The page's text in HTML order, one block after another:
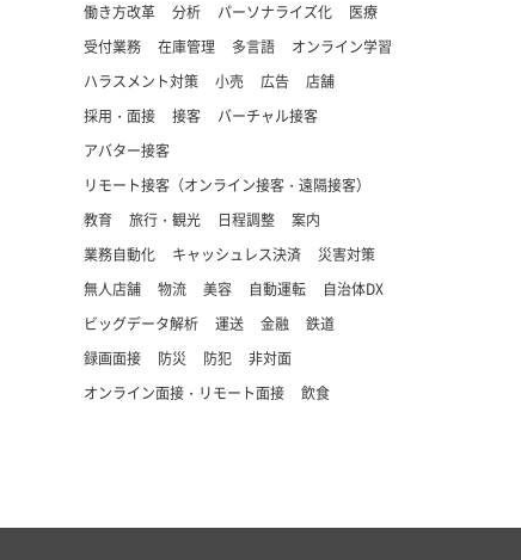
働き方改革
分析 パーソナライズ化
医療
受付業務
在庫管理 多言語
オンライン学習
ハラスメント対策
小売 広告
店舗
採用・面接
接客
バーチャル接客
アバター接客
リモート接客（オンライン接客・遠隔接客）
教育
旅行・観光 日程調整
案内
業務自動化
キャッシュレス決済
災害対策
無人店舗
物流 美容 自動運転
自治体DX
ビッグデータ解析
運送 金融
鉄道
録画面接
防災 防犯
非対面
オンライン面接・リモート面接
飲食